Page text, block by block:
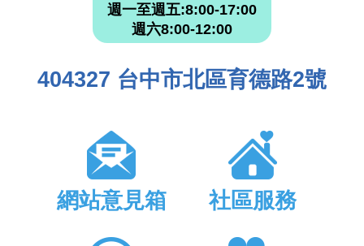
週一至週五:8:00-17:00
週六8:00-12:00
404327 台中市北區育德路2號
網站意見箱 社區服務